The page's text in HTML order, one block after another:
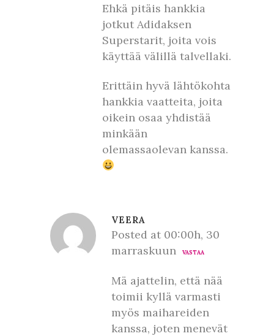
Ehkä pitäis hankkia
jotkut Adidaksen
Superstarit, joita vois
käyttää välillä talvellaki.
Erittäin hyvä lähtökohta
hankkia vaatteita, joita
oikein osaa yhdistää
minkään
olemassaolevan kanssa.
VEERA
Posted at 00:00h, 30
marraskuun
VASTAA
Mä ajattelin, että nää
toimii kyllä varmasti
myös maihareiden
kanssa, joten menevät